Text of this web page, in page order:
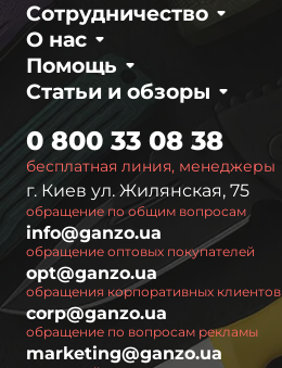
О нас
Сотрудничество
Статьи и обзоры
Помощь
бесплатная линия, менеджеры
0 800 33 08 38
г. Киев ул. Жилянская, 75
обращение по общим вопросам
info@ganzo.ua
обращение оптовых покупателей
opt@ganzo.ua
обращения корпоративных клиентов
corp@ganzo.ua
обращение по вопросам рекламы
marketing@ganzo.ua